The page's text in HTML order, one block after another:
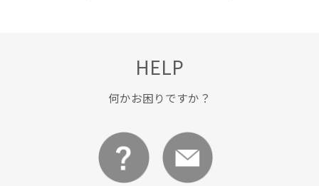
HELP
何かお困りですか？